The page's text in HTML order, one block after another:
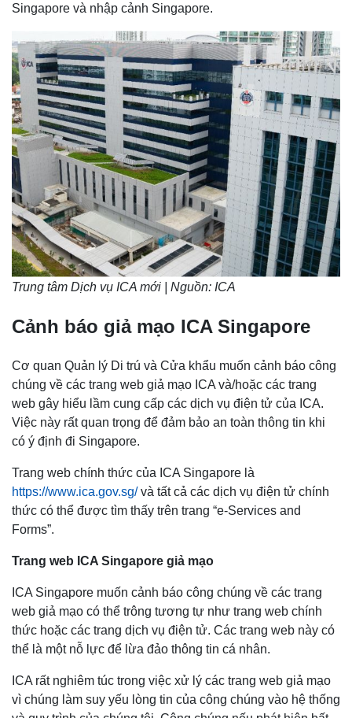
Singapore và nhập cảnh Singapore.
Trung tâm Dịch vụ ICA mới | Nguồn: ICA
Cảnh báo giả mạo ICA Singapore
Cơ quan Quản lý Di trú và Cửa khẩu muốn cảnh báo công
chúng về các trang web giả mạo ICA và/hoặc các trang
web gây hiểu lầm cung cấp các dịch vụ điện tử của ICA.
Việc này rất quan trọng để đảm bảo an toàn thông tin khi
có ý định đi Singapore.
Trang web chính thức của ICA Singapore là
https://www.ica.gov.sg/và tất cả các dịch vụ điện tử chính
thức có thể được tìm thấy trên trang “e-Services and
Forms”.
Trang web ICA Singapore giả mạo
ICA Singapore muốn cảnh báo công chúng về các trang
web giả mạo có thể trông tương tự như trang web chính
thức hoặc các trang dịch vụ điện tử. Các trang web này có
thể là một nỗ lực để lừa đảo thông tin cá nhân.
ICA rất nghiêm túc trong việc xử lý các trang web giả mạo
vì chúng làm suy yếu lòng tin của công chúng vào hệ thống